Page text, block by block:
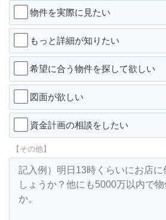
物件を実際に見たい
もっと詳細が知りたい
希望に合う物件を探して欲しい
図面が欲しい
資金計画の相談をしたい
【その他】